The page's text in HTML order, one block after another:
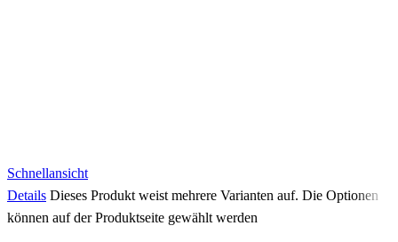
Schnellansicht
Details Dieses Produkt weist mehrere Varianten auf. Die Optionen
können auf der Produktseite gewählt werden